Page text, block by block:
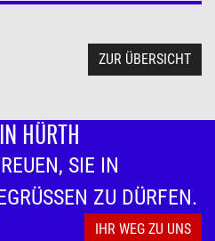
ZUR ÜBERSICHT
HÜRTH
SIE IN
ZU DÜRFEN.
IHR WEG ZU UNS